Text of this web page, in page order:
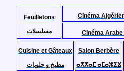
Feuilletons
مسلسلات
Cuisine et Gâteaux
مطبخ و حلويات
Salon Berbère
ⴰⵅⵅⴰⵎ ⴰⵎⴰⵣⵉⴴ